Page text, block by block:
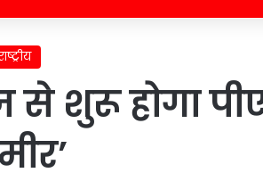
शुरू होगा